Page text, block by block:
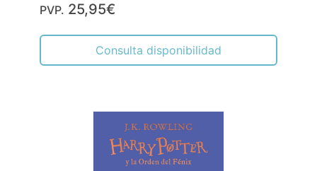
PVP. 25,95€
Consulta disponibilidad